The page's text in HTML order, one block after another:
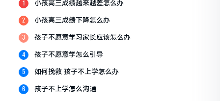
1 小孩高三成绩越来越差怎么办
2 小孩高三成绩下降怎么办
3 孩子不愿意学习家长应该怎么办
4 孩子不愿意学怎么引导
5 如何挽救 孩子不上学怎么办
6 孩子不上学怎么沟通